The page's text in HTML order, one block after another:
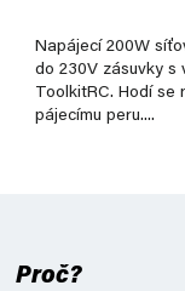
Napájecí 200W
do 230V zásuvky s
ToolkitRC. Hodí
pájecímu peru....
Proč?